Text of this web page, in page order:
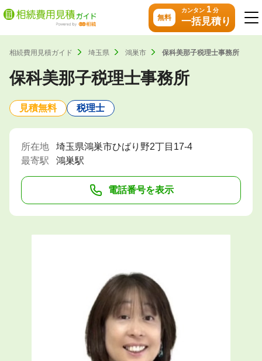
無料
カンタン 1分
一括見積り
相続費用見積ガイド 埼玉県 鴻巣市 保科美那子税理士事務所
保科美那子税理士事務所
見積無料 税理士
所在地
埼玉県鴻巣市ひばり野2丁目17-4
最寄駅
鴻巣駅
電話番号を表示